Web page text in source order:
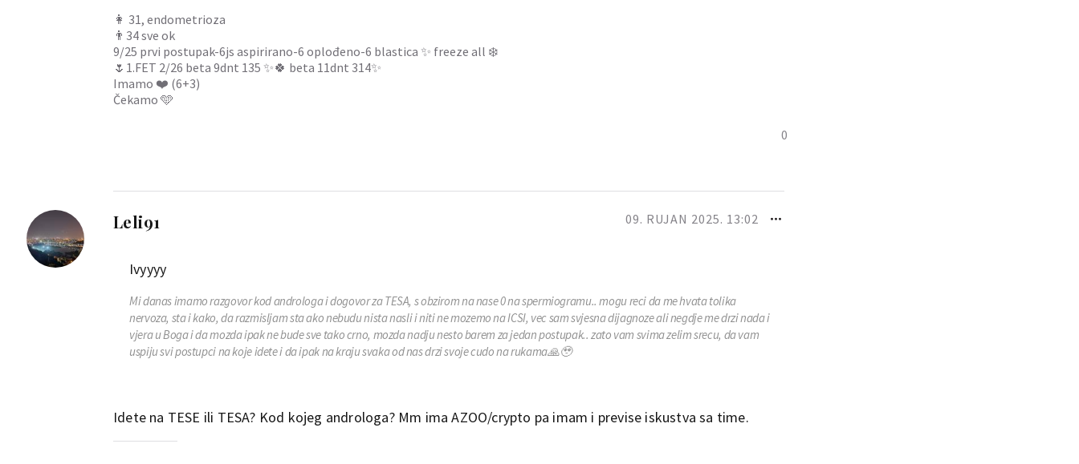
0
👩 31, endometrioza
👨34 sve ok
9/25 prvi postupak-6js aspirirano-6 oplođeno-6 blastica ✨ freeze all ❄️
🌷1.FET 2/26 beta 9dnt 135 ✨🍀 beta 11dnt 314✨
Imamo ❤️ (6+3)
Čekamo 🩵
Leli91 09. RUJAN 2025. 13:02
Ivyyyy
Mi danas imamo razgovor kod androloga i dogovor za TESA, s obzirom na nase 0 na spermiogramu.. mogu reci da me hvata tolika
nervoza, sta i kako, da razmisljam sta ako nebudu nista nasli i niti ne mozemo na ICSI, vec sam svjesna dijagnoze ali negdje me drzi nada i
vjera u Boga i da mozda ipak ne bude sve tako crno, mozda nadju nesto barem za jedan postupak.. zato vam svima zelim srecu, da vam
uspiju svi postupci na koje idete i da ipak na kraju svaka od nas drzi svoje cudo na rukama🙏🥹
Idete na TESE ili TESA? Kod kojeg androloga? Mm ima AZOO/crypto pa imam i previse iskustva sa time.